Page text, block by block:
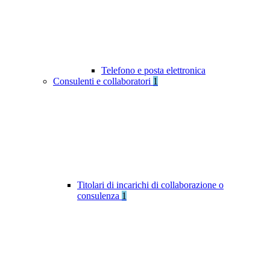
Telefono e posta elettronica
Consulenti e collaboratori 1
Titolari di incarichi di collaborazione o
consulenza 1